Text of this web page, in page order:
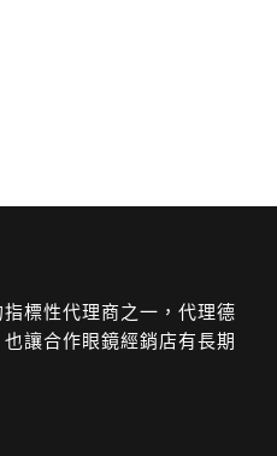
標性代理商之一，代理德
讓合作眼鏡經銷店有長期